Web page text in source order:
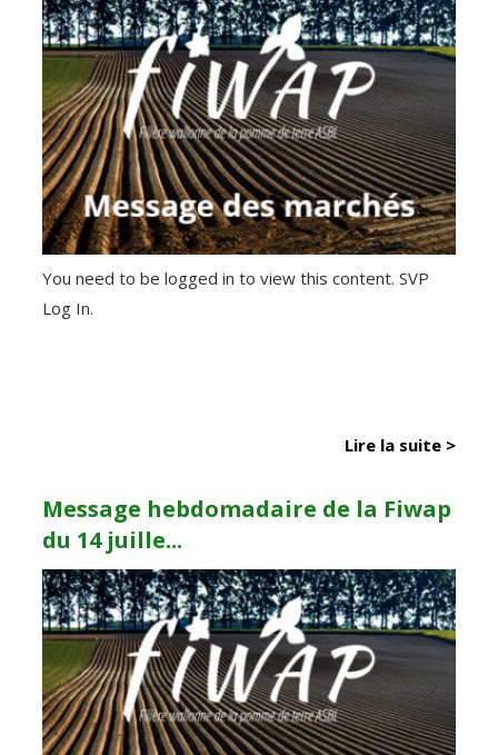
You need to be logged in to view this content. SVP
Log In.
Lire la suite >
Message hebdomadaire de la Fiwap
du 14 juille...